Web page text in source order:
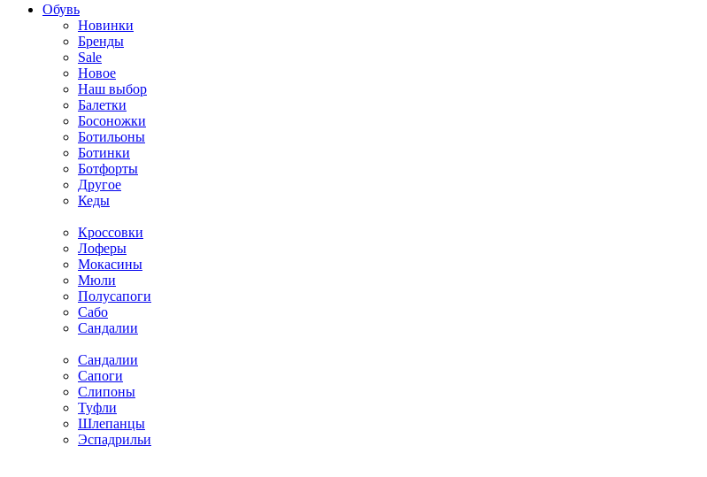
Обувь
Новинки
Бренды
Sale
Новое
Наш выбор
Балетки
Босоножки
Ботильоны
Ботинки
Ботфорты
Другое
Кеды
Кроссовки
Лоферы
Мокасины
Мюли
Полусапоги
Сабо
Сандалии
Сандалии
Сапоги
Слипоны
Туфли
Шлепанцы
Эспадрильи